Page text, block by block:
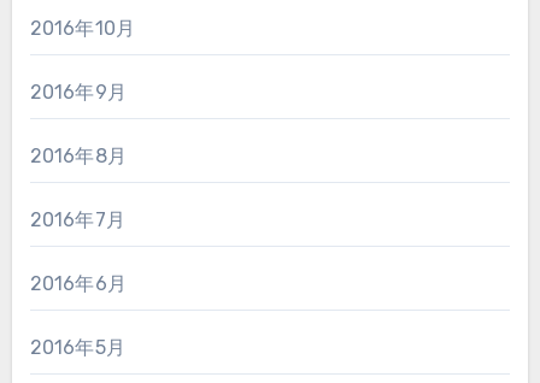
2016年10月
2016年9月
2016年8月
2016年7月
2016年6月
2016年5月